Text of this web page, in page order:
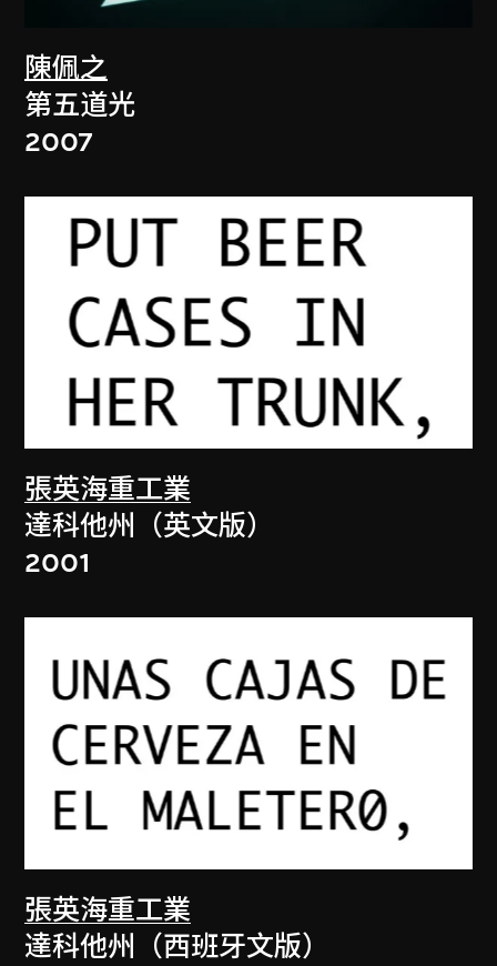
陳佩之
第五道光
2007
張英海重工業
達科他州（英文版）
2001
張英海重工業
達科他州（西班牙文版）